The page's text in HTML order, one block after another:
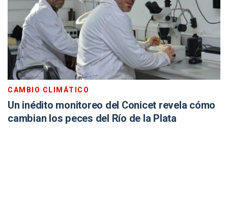
CAMBIO CLIMÁTICO
Un inédito monitoreo del Conicet revela cómo
cambian los peces del Río de la Plata